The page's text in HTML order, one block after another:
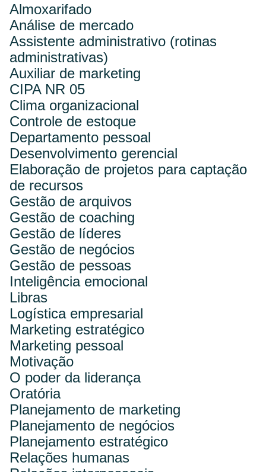
Almoxarifado
Análise de mercado
Assistente administrativo (rotinas
administrativas)
Auxiliar de marketing
CIPA NR 05
Clima organizacional
Controle de estoque
Departamento pessoal
Desenvolvimento gerencial
Elaboração de projetos para captação
de recursos
Gestão de arquivos
Gestão de coaching
Gestão de líderes
Gestão de negócios
Gestão de pessoas
Inteligência emocional
Libras
Logística empresarial
Marketing estratégico
Marketing pessoal
Motivação
O poder da liderança
Oratória
Planejamento de marketing
Planejamento de negócios
Planejamento estratégico
Relações humanas